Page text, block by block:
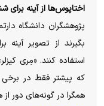
اختاپوس‌ها از آینه
پژوهشگران دانشگاه
بگیرند از تصویر
استفاده کنند. «مِری
که پیشتر فقط در برخی
همگرا در گونه‌های دور